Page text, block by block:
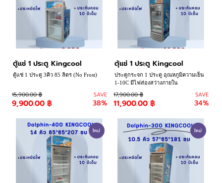
ติดต่อเรา
ขั้นตอนการสั่งซื้อ
แจ้งชำระเงิน
ข่าวสาร
ตู้แช่ 1 ประตู Kingcool
ตู้แช่ 1 ประตู 3คิว 85 ลิตร (No Frost)
15,900.00 ฿
9,900.00 ฿
SAVE
38%
ตุ้แช่ 1 ประตู Kingcool
ประตูกระจก 1 ประตู อุณหภูมิความเย็น
1-10C มีไฟส่องสว่างภายใน
17,900.00 ฿
11,900.00 ฿
SAVE
34%
ใหม่ ใหม่